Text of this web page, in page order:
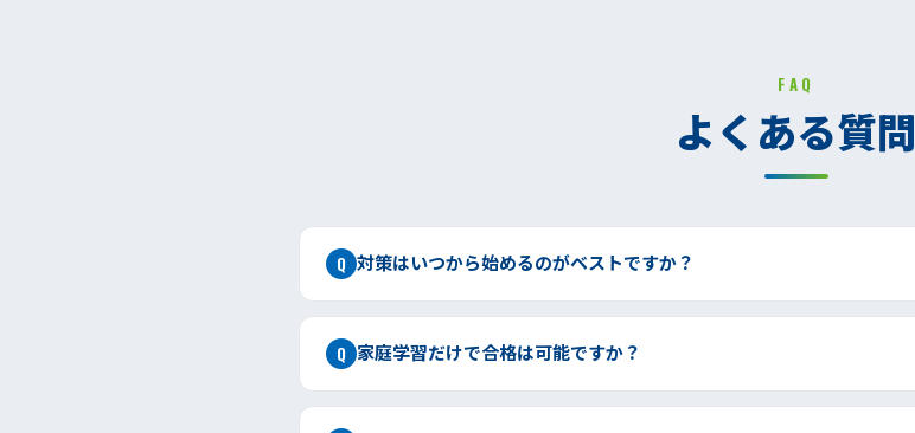
FAQ
よくある質問
Q 対策はいつから始めるのがベストですか？
Q 家庭学習だけで合格は可能ですか？